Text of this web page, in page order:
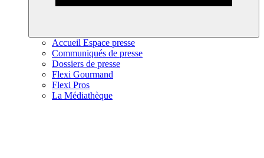
Accueil Espace presse
Communiqués de presse
Dossiers de presse
Flexi Gourmand
Flexi Pros
La Médiathèque